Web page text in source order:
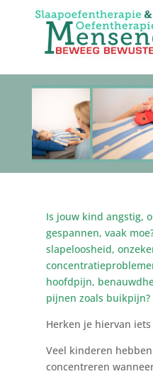
Is jouw kind angstig,
gespannen, vaak
slapeloosheid,
hoofdpijn,
pijnen zoals buikpijn?
Herken je hiervan
Veel kinderen
concentreren